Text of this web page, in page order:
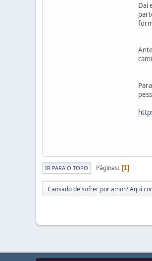
Daí
IR PARA O TOPO Páginas 1
Cansado de sofrer por amor? Aqui